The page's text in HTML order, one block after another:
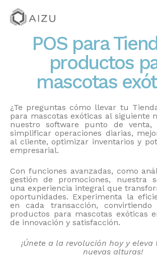
POS para
productos
mascotas
¿Te preguntas cómo llevar tu
para mascotas exóticas al siguiente
nuestro software punto de venta,
simplificar operaciones diarias,
al cliente, optimizar inventarios y
empresarial.
Con funciones avanzadas, como
gestión de promociones, nuestra
una experiencia integral que
oportunidades. Experimenta la
en cada transacción,
productos para mascotas exóticas
de innovación y satisfacción.
¡Únete a la revolución hoy y
nuevas alturas!